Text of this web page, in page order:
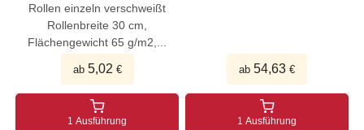
Rollen einzeln verschweißt
Rollenbreite 30 cm,
Flächengewicht 65 g/m2,...
ab 5,02 €
1 Ausführung
ab 54,63 €
1 Ausführung